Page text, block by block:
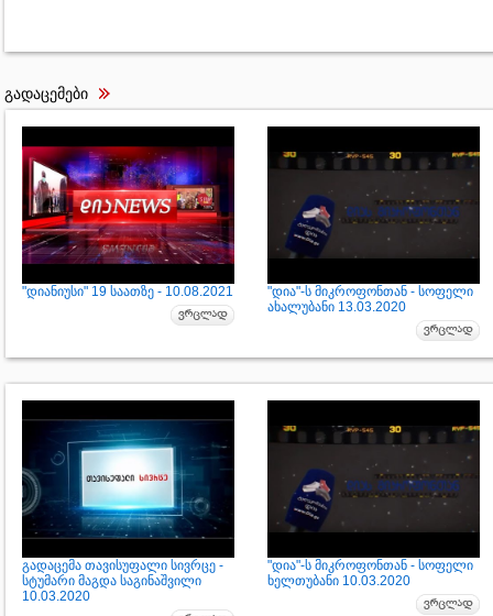
გადაცემები
"დიანიუსი" 19 საათზე - 10.08.2021
"დია"-ს მიკროფონთან - სოფელი
ახალუბანი 13.03.2020
გადაცემა თავისუფალი სივრცე -
სტუმარი მაგდა საგინაშვილი
10.03.2020
"დია"-ს მიკროფონთან - სოფელი
ხელთუბანი 10.03.2020